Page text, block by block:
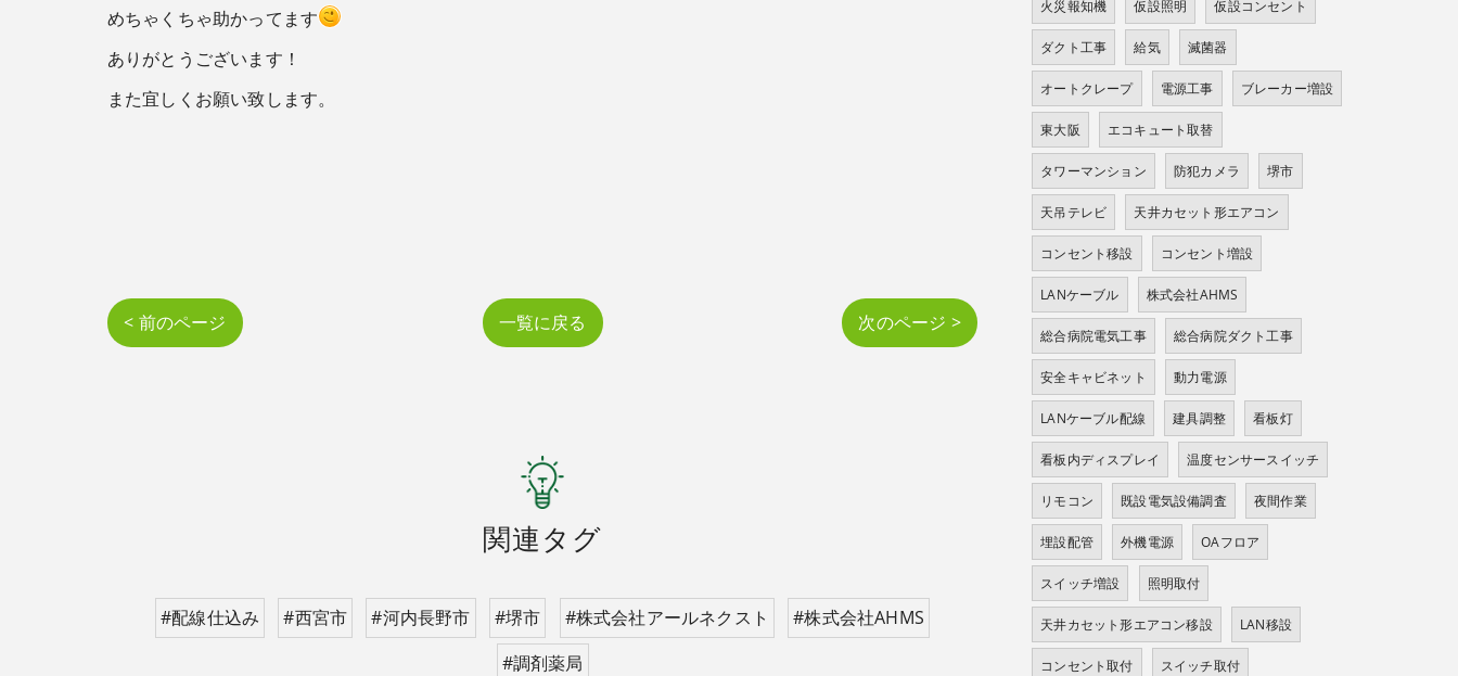
めちゃくちゃ助かってます
ありがとうございます！
また宜しくお願い致します。
< 前のページ 一覧に戻る 次のページ >
関連タグ
#配線仕込み #西宮市 #河内長野市 #堺市 #株式会社アールネクスト
#株式会社AHMS
#調剤薬局
火災報知機 仮設照明 仮設コンセント
ダクト工事 給気 滅菌器
オートクレープ 電源工事 ブレーカー増設
東大阪 エコキュート取替
タワーマンション 防犯カメラ 堺市
天吊テレビ 天井カセット形エアコン
コンセント移設 コンセント増設
LANケーブル 株式会社AHMS
総合病院電気工事 総合病院ダクト工事
安全キャビネット 動力電源
LANケーブル配線 建具調整 看板灯
看板内ディスプレイ 温度センサースイッチ
リモコン 既設電気設備調査 夜間作業
埋設配管 外機電源 OAフロア
スイッチ増設 照明取付
天井カセット形エアコン移設 LAN移設
コンセント取付 スイッチ取付